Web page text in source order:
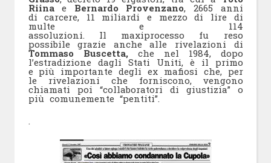
Riinae Bernardo Provenzano, 2665 anni
di carcere, 11 miliardi e mezzo di lire di
multe e 114
assoluzioni. Il maxiprocesso fu reso
possibile grazie anche alle rivelazioni di
Tommaso Buscetta,che nel 1984, dopo
l’estradizione dagli Stati Uniti, è il primo
e più importante degli ex mafiosi che, per
le rivelazioni che forniscono, vengono
chiamati poi “collaboratori di giustizia” o
più comunemente “pentiti”.
.